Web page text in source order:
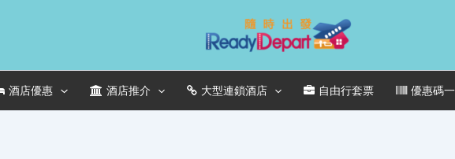
酒店優惠 酒店推介 大型連鎖酒店 自由行套票 優惠碼